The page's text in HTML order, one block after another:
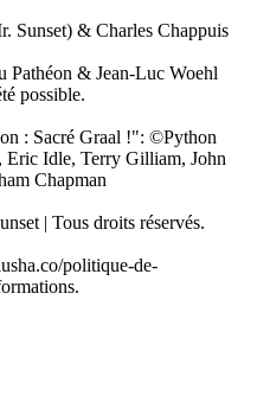
Sunset) & Charles Chappuis
Pathéon & Jean-Luc Woehl
possible.
: Sacré Graal !": ©Python
Idle, Terry Gilliam, John
Chapman
| Tous droits réservés.
politique-de-